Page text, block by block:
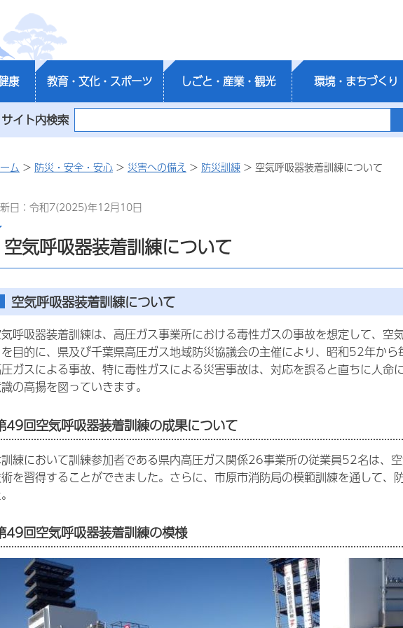
康 教育・文化・スポーツ しごと・産業・観光 環境・まちづくり
サイト内検索
ム > 防災・安全・安心 > 災害への備え > 防災訓練 > 空気呼吸器装着訓練について
日：令和7(2025)年12月10日
空気呼吸器装着訓練について
空気呼吸器装着訓練について
呼吸器装着訓練は、高圧ガス事業所における毒性ガスの事故を想定して、空
目的に、県及び千葉県高圧ガス地域防災協議会の主催により、昭和52年から
ガスによる事故、特に毒性ガスによる災害事故は、対応を誤ると直ちに人
の高揚を図っていきます。
49回空気呼吸器装着訓練の成果について
練において訓練参加者である県内高圧ガス関係26事業所の従業員52名は、
を習得することができました。さらに、市原市消防局の模範訓練を通して、
49回空気呼吸器装着訓練の模様